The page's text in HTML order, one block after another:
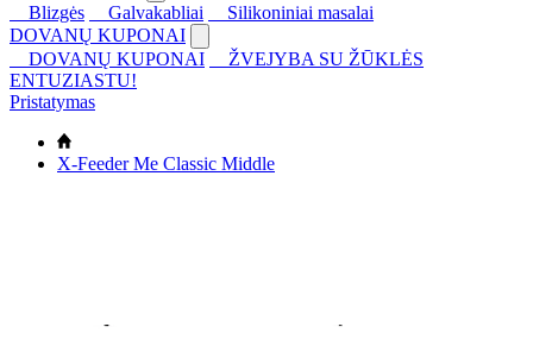
Blizgės
Galvakabliai
Silikoniniai masalai
DOVANŲ KUPONAI
DOVANŲ KUPONAI
ŽVEJYBA SU ŽŪKLĖS
ENTUZIASTU!
Pristatymas
X-Feeder Me Classic Middle